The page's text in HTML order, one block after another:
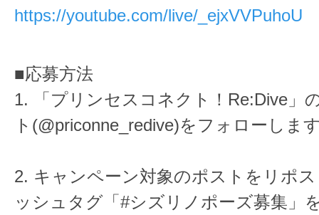
https://youtube.com/live/_ejxVVPuhoU
■応募方法
1. 「プリンセスコネクト！Re:Dive」
ト(@priconne_redive)をフォローしま
2. キャンペーン対象のポストをリポ
ッシュタグ「#シズリノポーズ募集」